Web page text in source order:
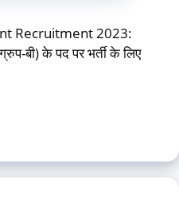
Recruitment 2023:
बी) के पद पर भर्ती के लिए